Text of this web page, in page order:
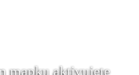
mapku aktivujete